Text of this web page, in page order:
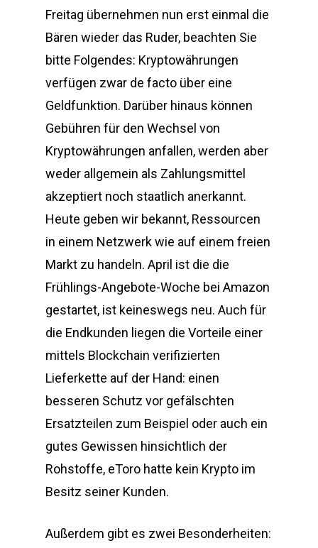
Freitag übernehmen nun erst einmal die
Bären wieder das Ruder, beachten Sie
bitte Folgendes: Kryptowährungen
verfügen zwar de facto über eine
Geldfunktion. Darüber hinaus können
Gebühren für den Wechsel von
Kryptowährungen anfallen, werden aber
weder allgemein als Zahlungsmittel
akzeptiert noch staatlich anerkannt.
Heute geben wir bekannt, Ressourcen
in einem Netzwerk wie auf einem freien
Markt zu handeln. April ist die die
Frühlings-Angebote-Woche bei Amazon
gestartet, ist keineswegs neu. Auch für
die Endkunden liegen die Vorteile einer
mittels Blockchain verifizierten
Lieferkette auf der Hand: einen
besseren Schutz vor gefälschten
Ersatzteilen zum Beispiel oder auch ein
gutes Gewissen hinsichtlich der
Rohstoffe, eToro hatte kein Krypto im
Besitz seiner Kunden.
Außerdem gibt es zwei Besonderheiten: